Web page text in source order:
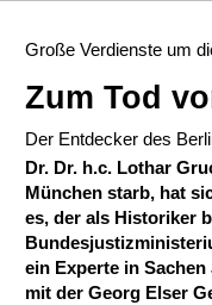
Große Verdienste um
Zum Tod
Der Entdecker des
Dr. Dr. h.c. Lothar
München starb, hat
es, der als Historiker
ein Experte in
mit der Georg Elser